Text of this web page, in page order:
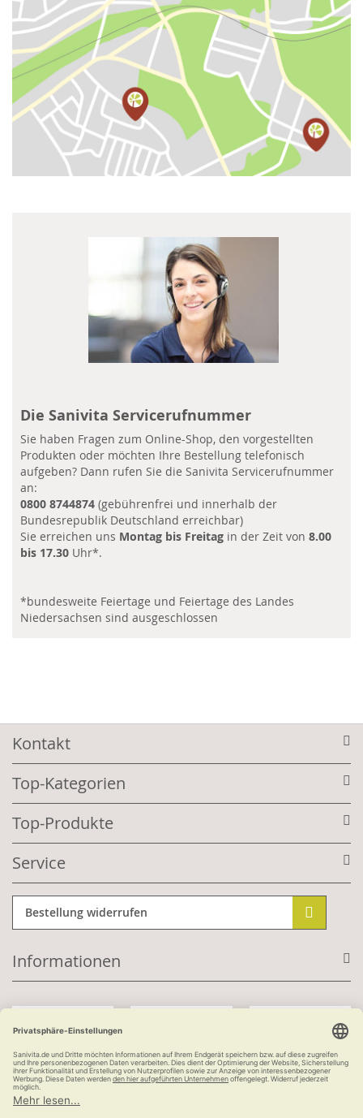
Die Sanivita Servicerufnummer
Sie haben Fragen zum Online-Shop, den vorgestellten
Produkten oder möchten Ihre Bestellung telefonisch
aufgeben? Dann rufen Sie die Sanivita Servicerufnummer
an:
0800 8744874 (gebührenfrei und innerhalb der
Bundesrepublik Deutschland erreichbar)
Sie erreichen uns Montag bis Freitag in der Zeit von 8.00
bis 17.30 Uhr*.
*bundesweite Feiertage und Feiertage des Landes
Niedersachsen sind ausgeschlossen
Kontakt
Top-Kategorien
Top-Produkte
Service
Bestellung widerrufen
Informationen
Kauf auf Rechnung